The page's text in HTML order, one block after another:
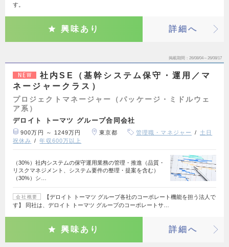
す。
興味あり 詳細へ
掲載期間 26/08/04～26/08/17
NEW
社内SE（基幹システム保守・運用／マ
ネージャークラス）
プロジェクトマネージャー（パッケージ・ミドルウェ
ア系）
デロイト トーマツ グループ合同会社
900万円 ～ 1249万円 東京都 管理職・マネジャー
土日
祝休み
年収600万以上
（30%）社内システムの保守運用業務の管理・推進（品質・
リスクマネジメント、システム要件の整理・提案を含む）
（30%）シ…
会社概要
【デロイト トーマツ グループ各社のコーポレート機能を担う法人で
す】 同社は、デロイト トーマツ グループのコーポレートサ…
興味あり 詳細へ